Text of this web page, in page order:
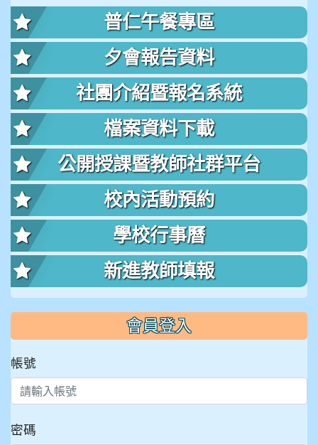
普仁午餐專區
夕會報告資料
社團介紹暨報名系統
檔案資料下載
公開授課暨教師社群平台
校內活動預約
學校行事曆
新進教師填報
會員登入
帳號
密碼